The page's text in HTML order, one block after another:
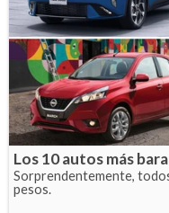
Los 10 autos más
Sorprendentemente,
pesos.